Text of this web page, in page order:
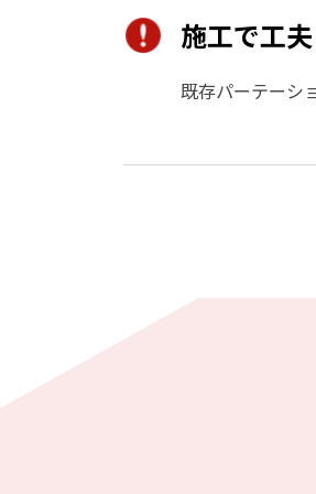
施工で工
既存パーテーシ